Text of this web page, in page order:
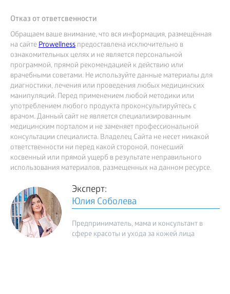
Отказ от ответсвенности
Обращаем ваше внимание, что вся информация, размещённая
на сайтеProwellness предоставлена исключительно в
ознакомительных целях и не является персональной
программой, прямой рекомендацией к действию или
врачебными советами. Не используйте данные материалы для
диагностики, лечения или проведения любых медицинских
манипуляций. Перед применением любой методики или
употреблением любого продукта проконсультируйтесь с
врачом. Данный сайт не является специализированным
медицинским порталом и не заменяет профессиональной
консультации специалиста. Владелец Сайта не несет никакой
ответственности ни перед какой стороной, понесший
косвенный или прямой ущерб в результате неправильного
использования материалов, размещенных на данном ресурсе.
Эксперт:
Юлия Соболева
Предприниматель, мама и консультант в
сфере красоты и ухода за кожей лица